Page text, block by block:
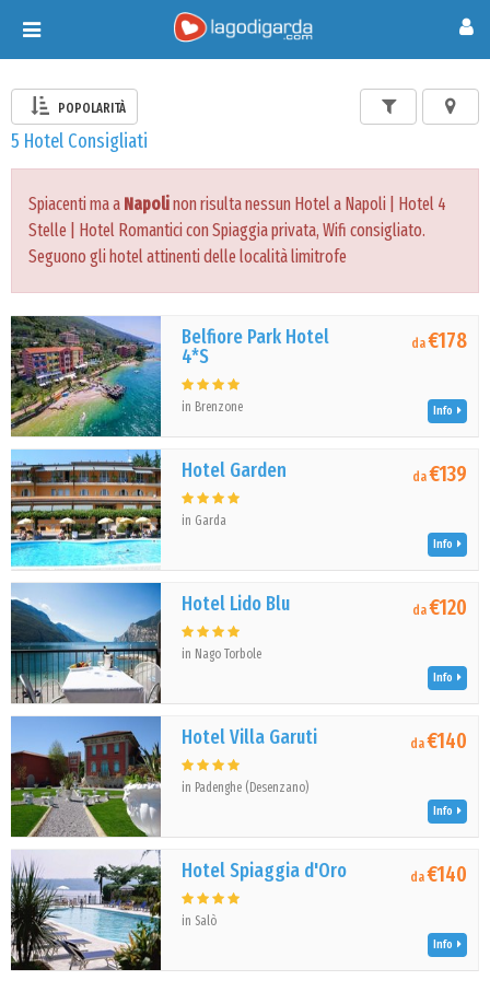
Toggle
navigation
POPOLARITÀ
5 Hotel Consigliati
Spiacenti ma a Napolinon risulta nessun Hotel a Napoli | Hotel 4
Stelle | Hotel Romantici con Spiaggia privata, Wifi consigliato.
Seguono gli hotel attinenti delle località limitrofe
Belfiore Park Hotel
4*S
in Brenzone
da€178
Info
Hotel Garden
in Garda
da€139
Info
Hotel Lido Blu
in Nago Torbole
da€120
Info
Hotel Villa Garuti
in Padenghe (Desenzano)
da€140
Info
Hotel Spiaggia d'Oro
in Salò
da€140
Info